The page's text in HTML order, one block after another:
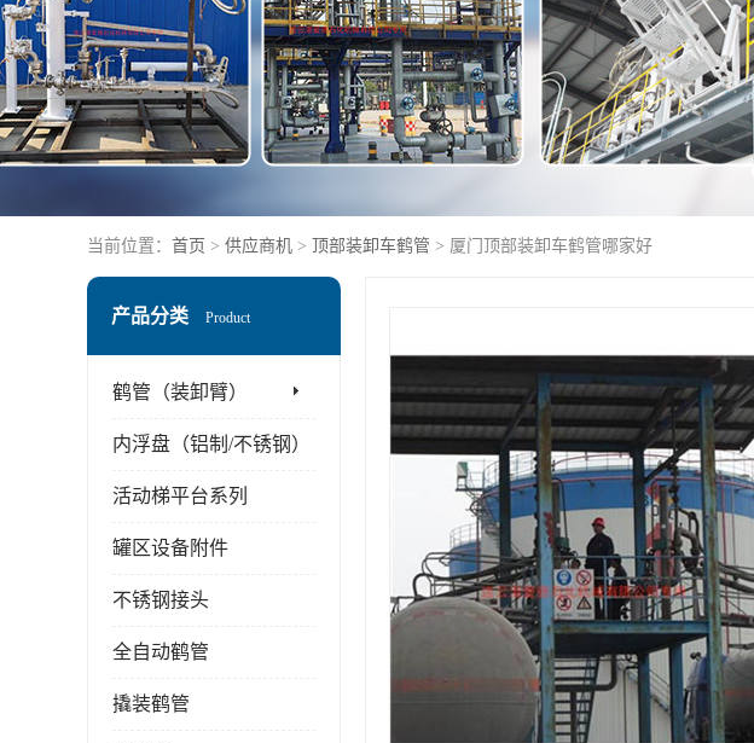
当前位置： 首页 > 供应商机 > 顶部装卸车鹤管 > 厦门顶部装卸车鹤管哪家好
产品分类 Product
鹤管（装卸臂）
内浮盘（铝制/不锈钢）
活动梯平台系列
罐区设备附件
不锈钢接头
全自动鹤管
撬装鹤管